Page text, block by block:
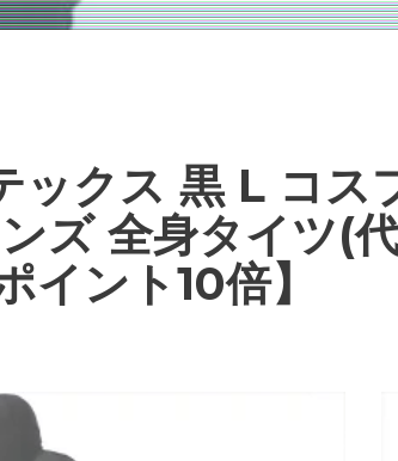
ックス 黒 L コス
ズ 全身タイツ(
ポイント10倍】